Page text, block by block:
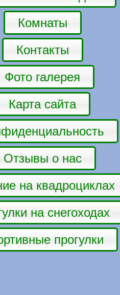
Комнаты
Контакты
Фото галерея
Карта сайта
Отзывы о нас
на квадроциклах
на снегоходах
прогулки